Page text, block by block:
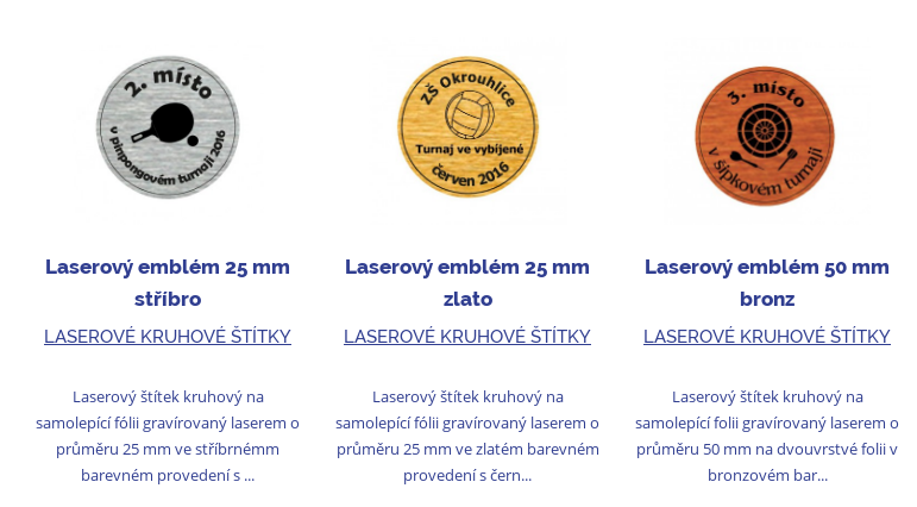
Laserový emblém 25 mm
stříbro
LASEROVÉ KRUHOVÉ ŠTÍTKY
Laserový štítek kruhový na
samolepící fólii gravírovaný laserem o
průměru 25 mm ve stříbrnémm
barevném provedení s ...
Laserový emblém 25 mm
zlato
LASEROVÉ KRUHOVÉ ŠTÍTKY
Laserový štítek kruhový na
samolepící fólii gravírovaný laserem o
průměru 25 mm ve zlatém barevném
provedení s čern...
Laserový emblém 50 mm
bronz
LASEROVÉ KRUHOVÉ ŠTÍTKY
Laserový štítek kruhový na
samolepící folii gravírovaný laserem o
průměru 50 mm na dvouvrstvé folii v
bronzovém bar...